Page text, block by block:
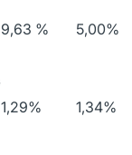
9,63 % 5,00%
1,29% 1,34%